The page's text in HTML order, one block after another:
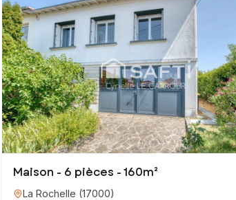
Maison - 6 pièces - 160m²
La Rochelle (17000)